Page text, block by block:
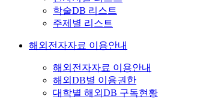
학술DB 리스트
주제별 리스트
해외전자자료 이용안내
해외전자자료 이용안내
해외DB별 이용권한
대학별 해외DB 구독현황